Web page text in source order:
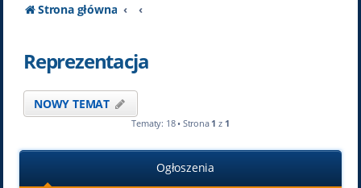
Strona główna
Reprezentacja
NOWY TEMAT
Tematy: 18 • Strona 1 z 1
Ogłoszenia